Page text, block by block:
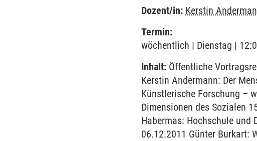
Dozent/in: Kerstin
Termin:
wöchentlich | Dienstag |
Inhalt: Öffentliche
Kerstin Andermann: Der
Künstlerische Forschung –
Dimensionen des Sozialen
Habermas: Hochschule und
06.12.2011 Günter Burkart: